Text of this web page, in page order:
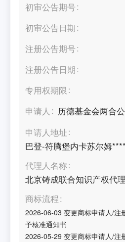
初审公告期号
初审公告日期
注册公告期号
注册公告日期
专用权期限
申请人
历德基金会两合
申请人地址
巴登-符腾堡内卡苏尔姆
代理人名称
北京铸成联合知识产权代
商标流程
2026-06-03 变更商标申请人/注
予核准通知书
2026-05-29 变更商标申请人/注